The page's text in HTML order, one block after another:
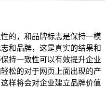
的，和品牌标志是保持一模
和品牌，这是真实的结果和
持一致性可以有效提升企业
松的对于网页上面出现的产
样将会对企业建立品牌价值